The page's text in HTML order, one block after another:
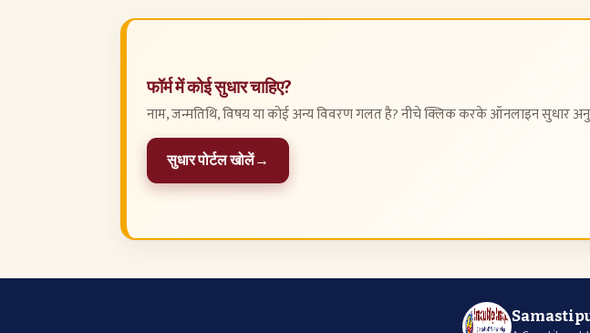
फॉर्म में कोई सुधार चाहिए?
नाम, जन्मतिथि, विषय या कोई अन्य विवरण गलत है? नीचे क्लिक करके ऑनलाइन सुधार
सुधार पोर्टल खोलें→